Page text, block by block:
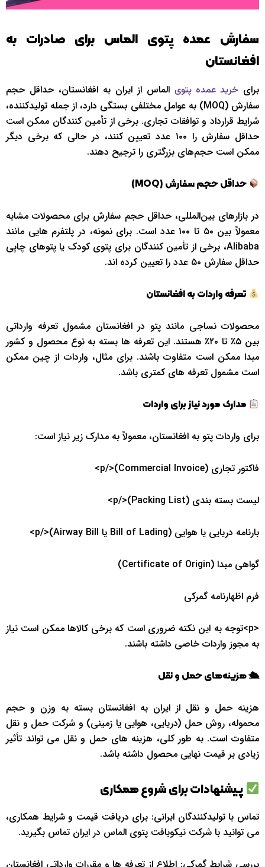
سفارش عمده پتوی الماس برای صادرات به
افغانستان
برای خرید عمده پتوی الماس از ایران به افغانستان، حداقل حجم
سفارش (MOQ) به عوامل مختلفی بستگی دارد، از جمله تولیدکننده،
شرایط قرارداد و توافقات تجاری. برخی از تأمین ‌کنندگان ممکن است
حداقل سفارش را ۱۰۰ عدد تعیین کنند، در حالی که برخی دیگر
ممکن است حجم‌های بزرگتری را ترجیح دهند.
حداقل حجم سفارش (MOQ
)
در بازارهای بین‌المللی، حداقل حجم سفارش برای محصولات مشابه
معمولاً بین ۵۰ تا ۱۰۰ عدد است. برای نمونه، در پلتفرم‌ هایی مانند
Alibaba، برخی از تأمین ‌کنندگان برای پتوی کودک یا پتوهای چاپی
حداقل سفارش ۵۰ عدد را تعیین کرده ‌اند.
تعرفه واردات به افغانستان
محصولات نساجی مانند پتو در افغانستان مشمول تعرفه وارداتی
بین ۵٪ تا ۲۰٪ هستند. این تعرفه ‌ها بسته به نوع محصول و کشور
مبدا ممکن است متفاوت باشند. برای مثال، واردات از چین ممکن
است مشمول تعرفه‌ های کمتری باشد.
مدارک مورد نیاز برای واردات
برای واردات پتو به افغانستان، معمولاً به مدارک زیر نیاز است:
فاکتور تجاری (Commercial Invoice)</p>
لیست بسته ‌بندی (Packing List)</p>
بارنامه دریایی یا هوایی (Bill of Lading یا Airway Bill)</p>
گواهی مبدا (Certificate of Origin)
فرم اظهارنامه گمرکی
<p>توجه به این نکته ضروری است که برخی کالاها ممکن است نیاز
به مجوز واردات خاصی داشته باشند.
🛳هزینه‌های حمل و نقل
هزینه حمل و نقل از ایران به افغانستان بسته به وزن و حجم
محموله، روش حمل (دریایی، هوایی یا زمینی) و شرکت حمل و نقل
متفاوت است. به طور کلی، هزینه‌ های حمل و نقل می ‌تواند تأثیر
زیادی بر قیمت نهایی محصول داشته باشد.
پیشنهادات برای شروع همکاری
تماس با تولیدکنندگان ایرانی: برای دریافت قیمت و شرایط همکاری،
می ‌توانید با شرکت نیکوبافت پتوی الماس در ایران تماس بگیرید.